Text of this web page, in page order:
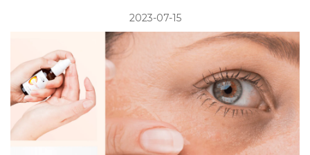
2023-07-15